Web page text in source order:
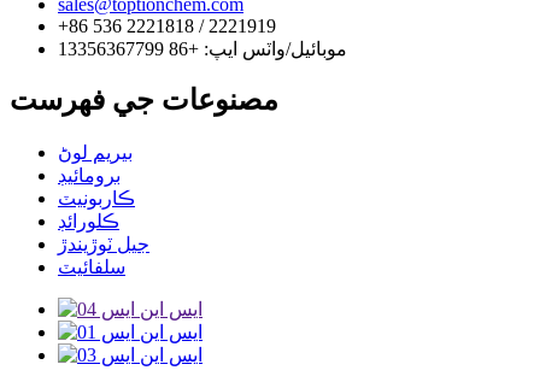
+86 536 2221818 / 2221919
موبائيل/واٽس ايپ: +86 13356367799
مصنوعات جي فهرست
بيريم لوڻ
برومائيڊ
ڪاربونيٽ
ڪلورائڊ
جيل ٽوڙيندڙ
سلفائيٽ